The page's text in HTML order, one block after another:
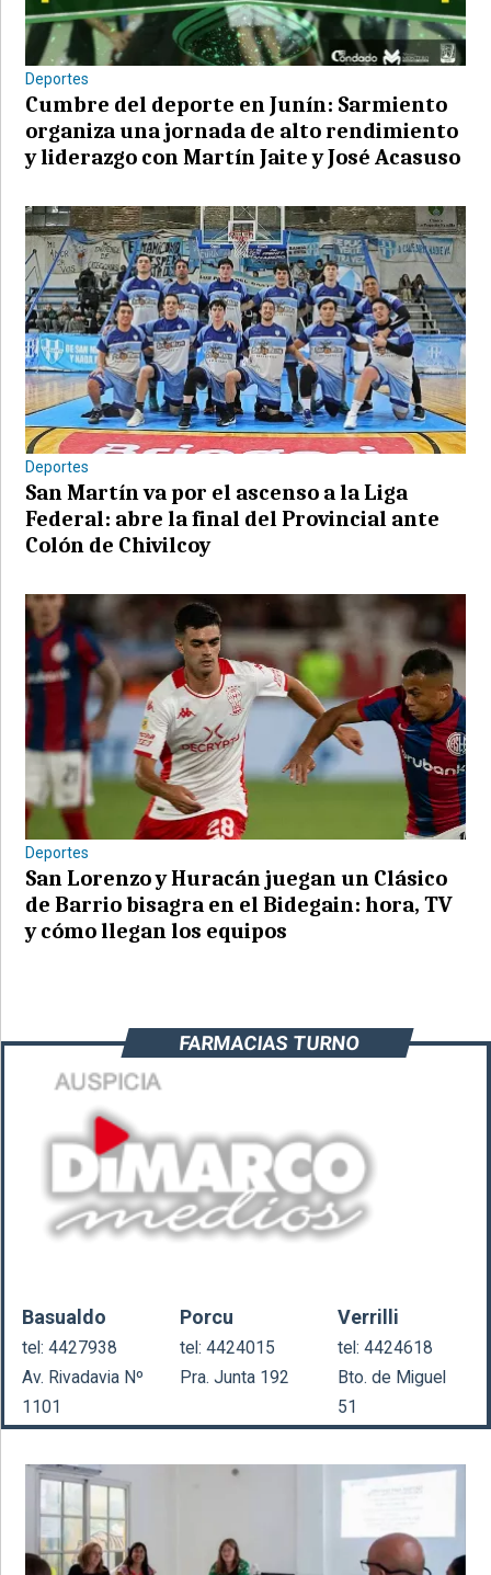
Deportes
Cumbre del deporte en Junín: Sarmiento
organiza una jornada de alto rendimiento
y liderazgo con Martín Jaite y José Acasuso
Deportes
San Martín va por el ascenso a la Liga
Federal: abre la final del Provincial ante
Colón de Chivilcoy
Deportes
San Lorenzo y Huracán juegan un Clásico
de Barrio bisagra en el Bidegain: hora, TV
y cómo llegan los equipos
FARMACIAS TURNO
Basualdo
tel: 4427938
Av. Rivadavia Nº
1101
Porcu
tel: 4424015
Pra. Junta 192
Verrilli
tel: 4424618
Bto. de Miguel
51